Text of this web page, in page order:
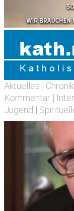
Aktuelles | Chronik
Kommentar |
Jugend |